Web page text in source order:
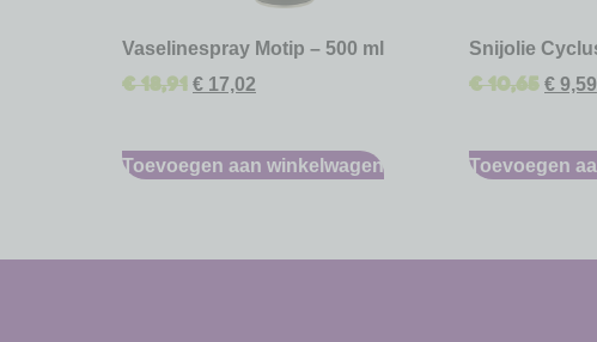
Vaselinespray Motip – 500 ml
€18,91 € 17,02
Toevoegen aan winkelwagen
Snijolie
€10,65 € 9,59
Toevoegen